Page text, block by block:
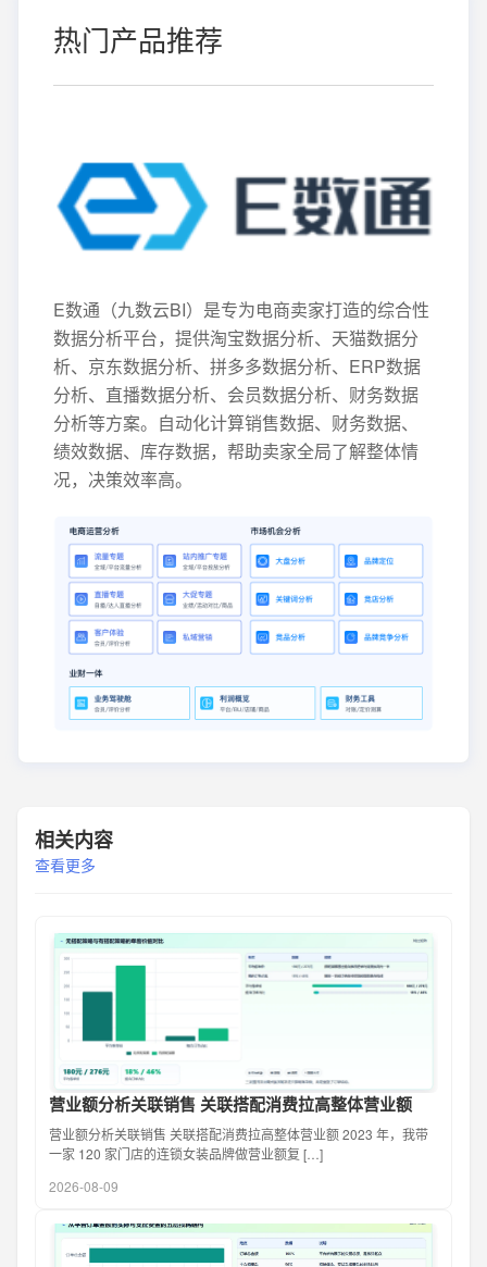
热门产品推荐
E数通（九数云BI）是专为电商卖家打造的综合性
数据分析平台，提供淘宝数据分析、天猫数据分
析、京东数据分析、拼多多数据分析、ERP数据
分析、直播数据分析、会员数据分析、财务数据
分析等方案。自动化计算销售数据、财务数据、
绩效数据、库存数据，帮助卖家全局了解整体情
况，决策效率高。
相关内容
查看更多
营业额分析关联销售 关联搭配消费拉高整体营业额
营业额分析关联销售 关联搭配消费拉高整体营业额 2023 年，我带
一家 120 家门店的连锁女装品牌做营业额复 […]
2026-08-09